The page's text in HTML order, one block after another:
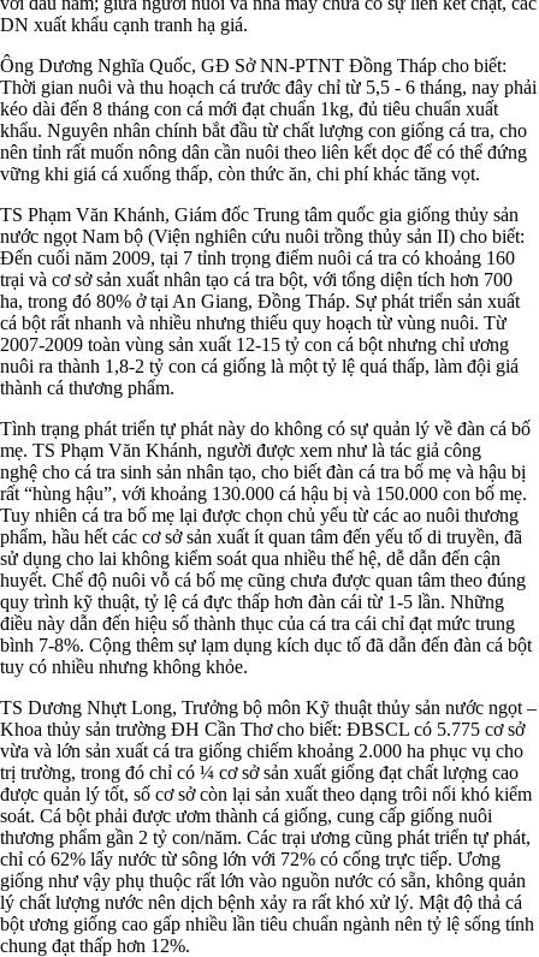
DN xuất khẩu cạnh tranh hạ giá.
Ông Dương Nghĩa Quốc, GĐ Sở NN-PTNT Đồng Tháp cho biết:
Thời gian nuôi và thu hoạch cá trước đây chỉ từ 5,5 - 6 tháng, nay phải
kéo dài đến 8 tháng con cá mới đạt chuẩn 1kg, đủ tiêu chuẩn xuất
khẩu. Nguyên nhân chính bắt đầu từ chất lượng con giống cá tra, cho
nên tỉnh rất muốn nông dân cần nuôi theo liên kết dọc để có thể đứng
vững khi giá cá xuống thấp, còn thức ăn, chi phí khác tăng vọt.
TS Phạm Văn Khánh, Giám đốc Trung tâm quốc gia giống thủy sản
nước ngọt Nam bộ (Viện nghiên cứu nuôi trồng thủy sản II) cho biết:
Đến cuối năm 2009, tại 7 tỉnh trọng điểm nuôi cá tra có khoảng 160
trại và cơ sở sản xuất nhân tạo cá tra bột, với tổng diện tích hơn 700
ha, trong đó 80% ở tại An Giang, Đồng Tháp. Sự phát triển sản xuất
cá bột rất nhanh và nhiều nhưng thiếu quy hoạch từ vùng nuôi. Từ
2007-2009 toàn vùng sản xuất 12-15 tỷ con cá bột nhưng chỉ ương
nuôi ra thành 1,8-2 tỷ con cá giống là một tỷ lệ quá thấp, làm đội giá
thành cá thương phẩm.
Tình trạng phát triển tự phát này do không có sự quản lý về đàn cá bố
mẹ. TS Phạm Văn Khánh, người được xem như là tác giả công
nghệ cho cá tra sinh sản nhân tạo, cho biết đàn cá tra bố mẹ và hậu bị
rất “hùng hậu”, với khoảng 130.000 cá hậu bị và 150.000 con bố mẹ.
Tuy nhiên cá tra bố mẹ lại được chọn chủ yếu từ các ao nuôi thương
phẩm, hầu hết các cơ sở sản xuất ít quan tâm đến yếu tố di truyền, đã
sử dụng cho lai không kiểm soát qua nhiều thế hệ, dễ dẫn đến cận
huyết. Chế độ nuôi vỗ cá bố mẹ cũng chưa được quan tâm theo đúng
quy trình kỹ thuật, tỷ lệ cá đực thấp hơn đàn cái từ 1-5 lần. Những
điều này dẫn đến hiệu số thành thục của cá tra cái chỉ đạt mức trung
bình 7-8%. Cộng thêm sự lạm dụng kích dục tố đã dẫn đến đàn cá bột
tuy có nhiều nhưng không khỏe.
TS Dương Nhựt Long, Trưởng bộ môn Kỹ thuật thủy sản nước ngọt –
Khoa thủy sản trường ĐH Cần Thơ cho biết: ĐBSCL có 5.775 cơ sở
vừa và lớn sản xuất cá tra giống chiếm khoảng 2.000 ha phục vụ cho
trị trường, trong đó chỉ có ¼ cơ sở sản xuất giống đạt chất lượng cao
được quản lý tốt, số cơ sở còn lại sản xuất theo dạng trôi nổi khó kiểm
soát. Cá bột phải được ươm thành cá giống, cung cấp giống nuôi
thương phẩm gần 2 tỷ con/năm. Các trại ương cũng phát triển tự phát,
chỉ có 62% lấy nước từ sông lớn với 72% có cống trực tiếp. Ương
giống như vậy phụ thuộc rất lớn vào nguồn nước có sẵn, không quản
lý chất lượng nước nên dịch bệnh xảy ra rất khó xử lý. Mật độ thả cá
bột ương giống cao gấp nhiều lần tiêu chuẩn ngành nên tỷ lệ sống tính
chung đạt thấp hơn 12%.